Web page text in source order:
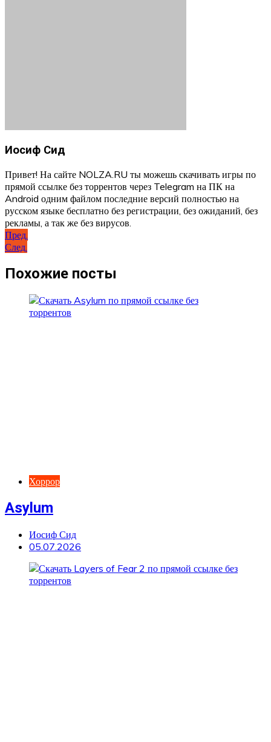
Иосиф Сид
Привет! На сайте NOLZA.RU ты можешь скачивать игры по
прямой ссылке без торрентов через Telegram на ПК на
Android одним файлом последние версий полностью на
русском языке бесплатно без регистрации, без ожиданий, без
рекламы, а так же без вирусов.
Навигация
по
записям
Пред.
След.
Похожие посты
Хоррор
Asylum
Иосиф Сид
05.07.2026